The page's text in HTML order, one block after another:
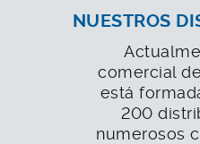
NUESTROS
comercial de
está
200
numerosos